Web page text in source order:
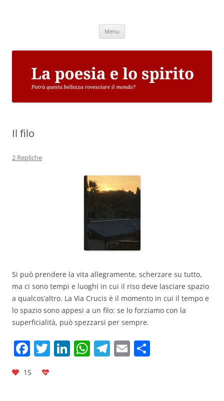
Menu
Il filo
2 Repliche
Si può prendere la vita allegramente, scherzare su tutto,
ma ci sono tempi e luoghi in cui il riso deve lasciare spazio
a qualcos’altro. La Via Crucis è il momento in cui il tempo e
lo spazio sono appesi a un filo: se lo forziamo con la
superficialità, può spezzarsi per sempre.
F
a
c
T Li W T E
15